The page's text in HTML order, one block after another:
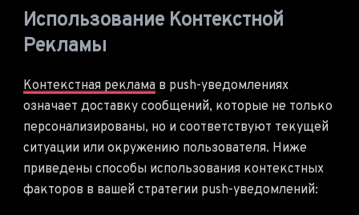
Использование Контекстной
Рекламы
Контекстная реклама в push-уведомлениях
означает доставку сообщений, которые не только
персонализированы, но и соответствуют текущей
ситуации или окружению пользователя. Ниже
приведены способы использования контекстных
факторов в вашей стратегии push-уведомлений: